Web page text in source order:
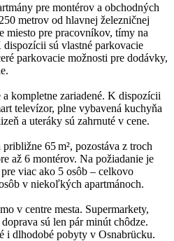
pre montérov a obchodných
metrov od hlavnej železničnej
miesto pre pracovníkov, tímy na
sú vlastné parkovacie
parkovacie možnosti pre dodávky,
kompletne zariadené. K dispozícii
televízor, plne vybavená kuchyňa
a uteráky sú zahrnuté v cene.
65 m², pozostáva z troch
až 6 montérov. Na požiadanie je
viac ako 5 osôb – celkovo
v niekoľkých apartmánoch.
v centre mesta. Supermarkety,
sú len pár minút chôdze.
i dlhodobé pobyty v Osnabrücku.